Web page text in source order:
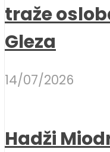
traže
Gleza
14/07/2026
Hadži